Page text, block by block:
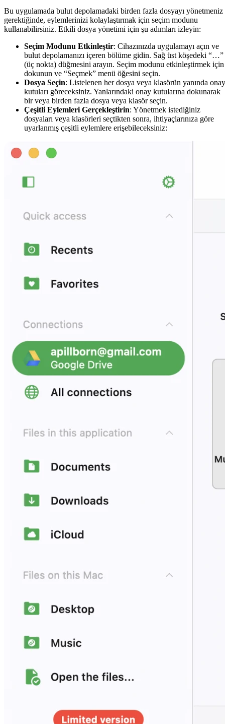
Bu uygulamada bulut depolamadaki birden fazla dosyayı yönetmeniz
gerektiğinde, eylemlerinizi kolaylaştırmak için seçim modunu
kullanabilirsiniz. Etkili dosya yönetimi için şu adımları izleyin:
Seçim Modunu Etkinleştir: Cihazınızda uygulamayı açın ve
bulut depolamanızı içeren bölüme gidin. Sağ üst köşedeki “…”
(üç nokta) düğmesini arayın. Seçim modunu etkinleştirmek için
dokunun ve “Seçmek” menü öğesini seçin.
Dosya Seçin: Listelenen her dosya veya klasörün yanında onay
kutuları göreceksiniz. Yanlarındaki onay kutularına dokunarak
bir veya birden fazla dosya veya klasör seçin.
Çeşitli Eylemleri Gerçekleştirin: Yönetmek istediğiniz
dosyaları veya klasörleri seçtikten sonra, ihtiyaçlarınıza göre
uyarlanmış çeşitli eylemlere erişebileceksiniz: